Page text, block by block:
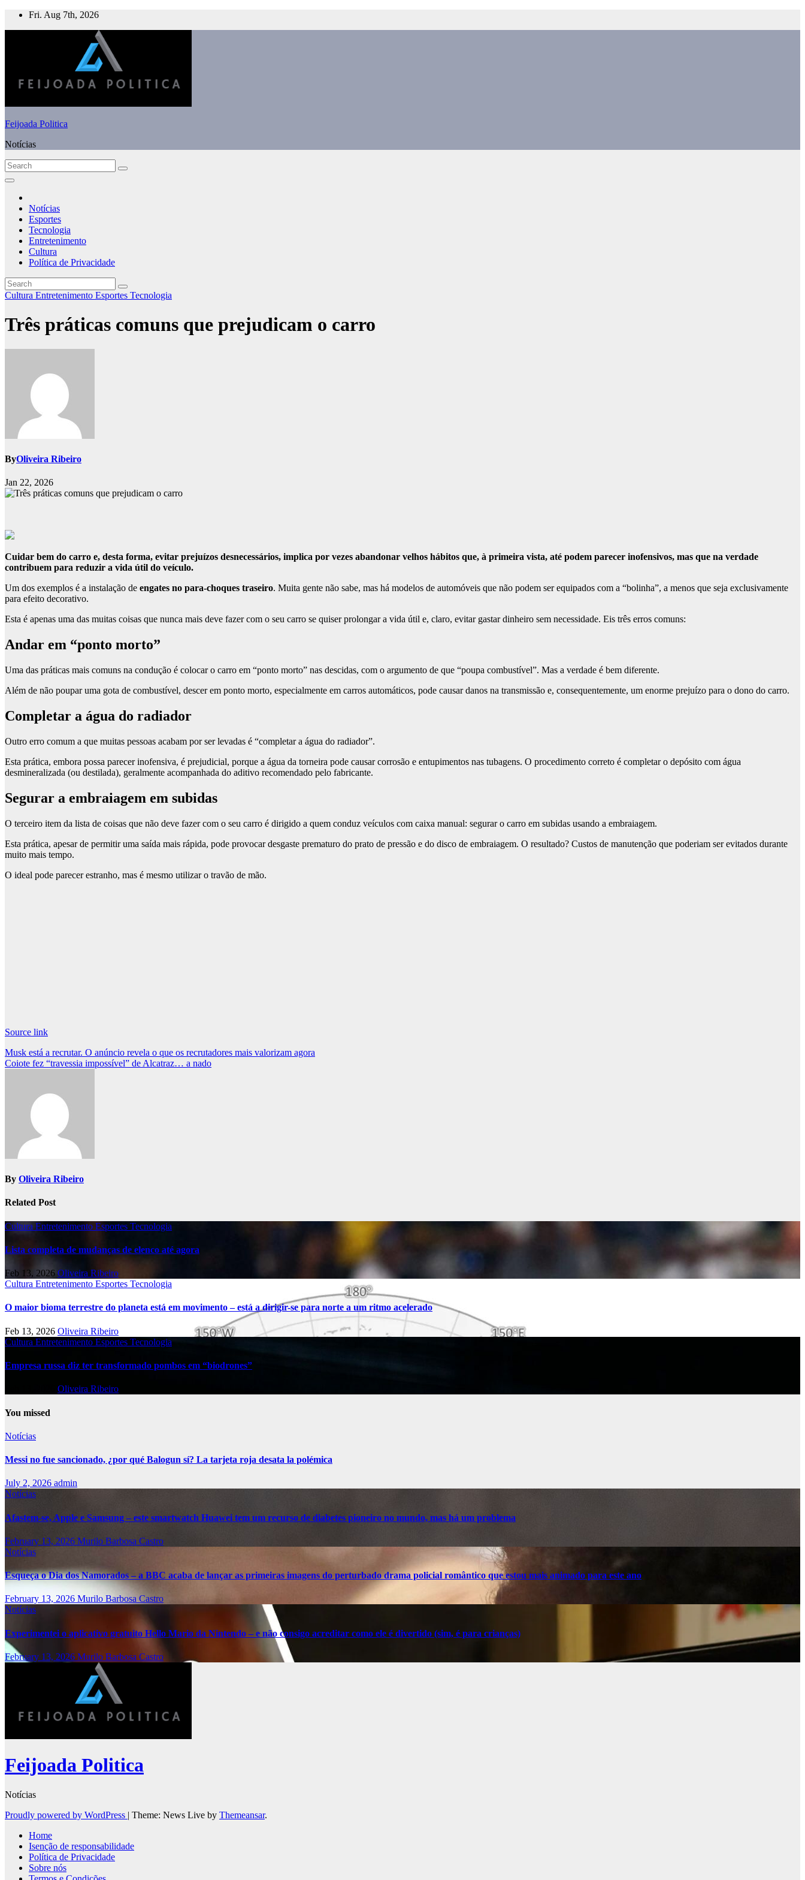
Skip
Fri. Aug 7th, 2026
Feijoada Politica
Notícias
Notícias
Esportes
Tecnologia
Entretenimento
Cultura
Política de Privacidade
Cultura Entretenimento Esportes Tecnologia
Três práticas comuns que prejudicam o carro
ByOliveira Ribeiro
Jan 22, 2026
Cuidar bem do carro e, desta forma, evitar prejuízos desnecessários, implica por vezes abandonar velhos hábitos que, à primeira vista, até podem parecer inofensivos, mas que na verdade
contribuem para reduzir a vida útil do veículo.
Um dos exemplos é a instalação de engates no para-choques traseiro. Muita gente não sabe, mas há modelos de automóveis que não podem ser equipados com a “bolinha”, a menos que seja exclusivamente
para efeito decorativo.
Esta é apenas uma das muitas coisas que nunca mais deve fazer com o seu carro se quiser prolongar a vida útil e, claro, evitar gastar dinheiro sem necessidade. Eis três erros comuns:
Andar em “ponto morto”
Uma das práticas mais comuns na condução é colocar o carro em “ponto morto” nas descidas, com o argumento de que “poupa combustível”. Mas a verdade é bem diferente.
Além de não poupar uma gota de combustível, descer em ponto morto, especialmente em carros automáticos, pode causar danos na transmissão e, consequentemente, um enorme prejuízo para o dono do carro.
Completar a água do radiador
Outro erro comum a que muitas pessoas acabam por ser levadas é “completar a água do radiador”.
Esta prática, embora possa parecer inofensiva, é prejudicial, porque a água da torneira pode causar corrosão e entupimentos nas tubagens. O procedimento correto é completar o depósito com água
desmineralizada (ou destilada), geralmente acompanhada do aditivo recomendado pelo fabricante.
Segurar a embraiagem em subidas
O terceiro item da lista de coisas que não deve fazer com o seu carro é dirigido a quem conduz veículos com caixa manual: segurar o carro em subidas usando a embraiagem.
Esta prática, apesar de permitir uma saída mais rápida, pode provocar desgaste prematuro do prato de pressão e do disco de embraiagem. O resultado? Custos de manutenção que poderiam ser evitados durante
muito mais tempo.
O ideal pode parecer estranho, mas é mesmo utilizar o travão de mão.
Source link
Post
navigation
Musk está a recrutar. O anúncio revela o que os recrutadores mais valorizam agora
Coiote fez “travessia impossível” de Alcatraz… a nado
By Oliveira Ribeiro
Related Post
Cultura Entretenimento Esportes Tecnologia
Lista completa de mudanças de elenco até agora
Feb 13, 2026 Oliveira Ribeiro
Cultura Entretenimento Esportes Tecnologia
O maior bioma terrestre do planeta está em movimento – está a dirigir-se para norte a um ritmo acelerado
Feb 13, 2026 Oliveira Ribeiro
Cultura Entretenimento Esportes Tecnologia
Empresa russa diz ter transformado pombos em “biodrones”
Oliveira Ribeiro
You missed
Notícias
Messi no fue sancionado, ¿por qué Balogun sí? La tarjeta roja desata la polémica
July 2, 2026 admin
Notícias
Afastem-se, Apple e Samsung – este smartwatch Huawei tem um recurso de diabetes pioneiro no mundo, mas há um problema
February 13, 2026 Murilo Barbosa Castro
Notícias
Esqueça o Dia dos Namorados – a BBC acaba de lançar as primeiras imagens do perturbado drama policial romântico que estou mais animado para este ano
February 13, 2026 Murilo Barbosa Castro
Notícias
Experimentei o aplicativo gratuito Hello Mario da Nintendo – e não consigo acreditar como ele é divertido (sim, é para crianças)
February 13, 2026 Murilo Barbosa Castro
Feijoada Politica
Notícias
Proudly powered by WordPress | Theme: News Live by Themeansar.
Home
Isenção de responsabilidade
Política de Privacidade
Sobre nós